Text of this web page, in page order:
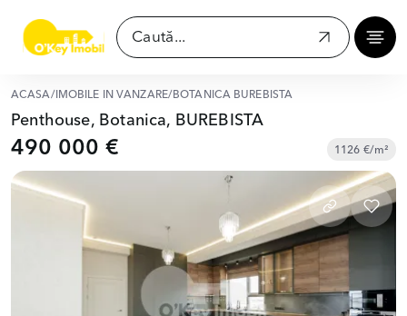
ACASĂ/ IMOBILE ÎN VÂNZARE/ BOTANICA BUREBISTA
Penthouse, Botanica, BUREBISTA
490 000 € 1126 €/m²